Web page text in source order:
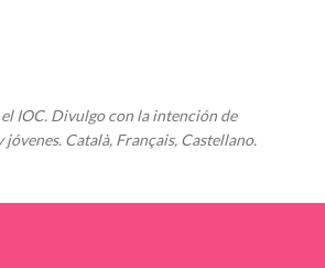
IOC. Divulgo con la intención de
Català, Français, Castellano.